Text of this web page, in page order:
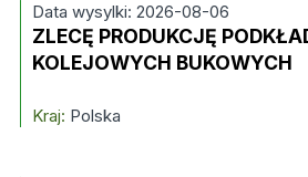
Data wysylki: 2026-08-06
ZLECĘ PRODUKCJĘ
KOLEJOWYCH BUKOWYCH
Kraj: Polska